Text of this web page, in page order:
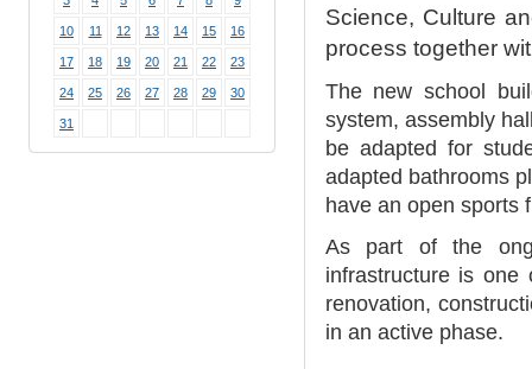
10 11 12 13 14 15 16
17 18 19 20 21 22 23
24 25 26 27 28 29 30
31
Science, Culture
process together
The new school
system, assembly
be adapted for
adapted bathrooms
have an open sports
As part of the
infrastructure is
renovation,
in an active phase.